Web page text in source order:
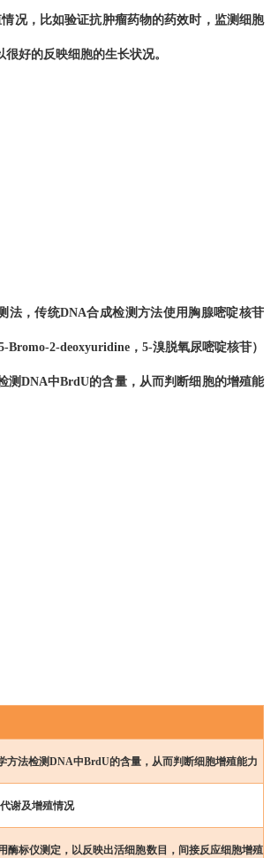
况，比如验证抗肿瘤药物的药效时 ，监测细胞
很好的反映细胞的生长状况。
法 ，传统DNA合成检测方法使用胸腺嘧啶核苷
Bromo-2-deoxyuridine，5-溴脱氧尿嘧啶核苷）
测DNA中BrdU的含量，从而判断细胞的增殖能
方法检测DNA中BrdU的含量，从而判断细胞增殖能力
谢及增殖情况
酶标仪测定，以反映出活细胞数目 ，间接反应细胞增殖